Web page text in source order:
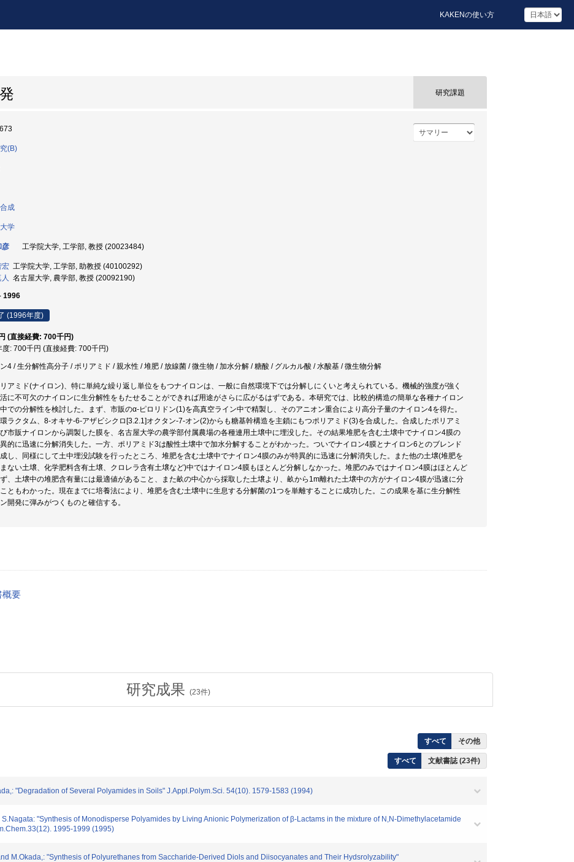
KAKENの使い方
研究課題
(B)
成
学
彦 工学院大学, 工学部, 教授 (20023484)
宏 工学院大学, 工学部, 助教授 (40100292)
名古屋大学, 農学部, 教授 (20092190)
1996
(1996年度)
(直接経費: 700千円)
度: 700千円 (直接経費: 700千円)
4 / 生分解性高分子 / ポリアミド / 親水性 / 堆肥 / 放線菌 / 微生物 / 加水分解 / 糖酸 / グルカル酸 / 水酸基 / 微生物分解
アミド(ナイロン)、特に単純な繰り返し単位をもつナイロンは、一般に自然環境下では分解しにくいと考えられている。機械的強度が強く
に不可欠のナイロンに生分解性をもたせることができれば用途がさらに広がるはずである。本研究では、比較的構造の簡単な各種ナイロン
での分解性を検討した。まず、市販のα-ピロリドン(1)を高真空ライン中で精製し、そのアニオン重合により高分子量のナイロン4を得た。
ラクタム、8-オキサ-6-アザビシクロ[3.2.1]オクタン-7-オン(2)からも糖基幹構造を主鎖にもつポリアミド(3)を合成した。合成したポリアミ
び市販ナイロンから調製した膜を、名古屋大学の農学部付属農場の各種連用土壌中に埋没した。その結果堆肥を含む土壌中でナイロン4膜の
的に迅速に分解消失した。一方、ポリアミド3は酸性土壌中で加水分解することがわかった。ついでナイロン4膜とナイロン6とのブレンド
し、同様にして土中埋没試験を行ったところ、堆肥を含む土壌中でナイロン4膜のみが特異的に迅速に分解消失した。また他の土壌(堆肥を
ない土壌、化学肥料含有土壌、クロレラ含有土壌など)中ではナイロン4膜もほとんど分解しなかった。堆肥のみではナイロン4膜はほとんど
、土壌中の堆肥含有量には最適値があること、また畝の中心から採取した土壌より、畝から1m離れた土壌中の方がナイロン4膜が迅速に分
ともわかった。現在までに培養法により、堆肥を含む土壌中に生息する分解菌の1つを単離することに成功した。この成果を基に生分解性
開発に弾みがつくものと確信する。
概要
研究成果 (23件)
すべて その他
すべて 文献書誌 (23件)
"Degradation of Several Polyamides in Soils" J.Appl.Polym.Sci. 54(10). 1579-1583 (1994)
"Synthesis of Monodisperse Polyamides by Living Anionic Polymerization of β-Lactams in the mixture of N,N-Dimethylacetamide
1995-1999 (1995)
M.Okada,: "Synthesis of Polyurethanes from Saccharide-Derived Diols and Diisocyanates and Their Hydsrolyzability"